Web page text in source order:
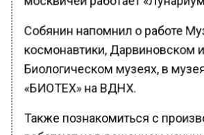
Собянин напомнил о работе
космонавтики, Дарвиновском и
Биологическом музеях, в
«БИОТЕХ» на ВДНХ.
Также познакомиться с